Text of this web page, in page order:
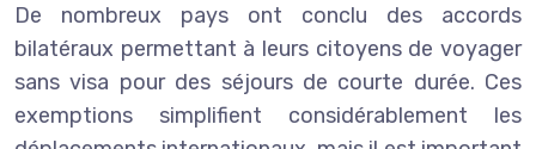
De nombreux pays ont conclu des accords
bilatéraux permettant à leurs citoyens de voyager
sans visa pour des séjours de courte durée. Ces
exemptions simplifient considérablement les